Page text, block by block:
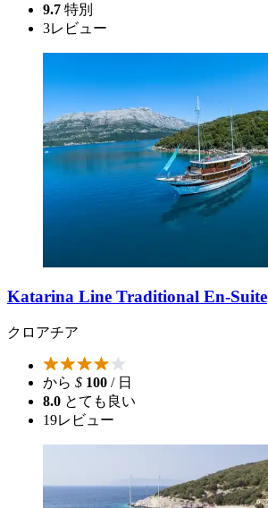
9.7 特別
3レビュー
Katarina Line Traditional En-Suite
クロアチア
から $ 100 / 日
8.0 とても良い
19レビュー